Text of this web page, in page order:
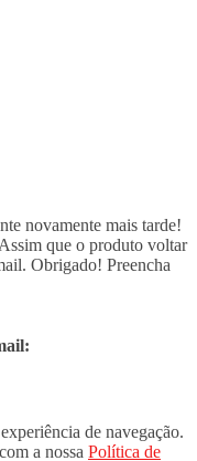
novamente mais tarde!
que o produto voltar
Obrigado! Preencha
de navegação.
a nossa Política de